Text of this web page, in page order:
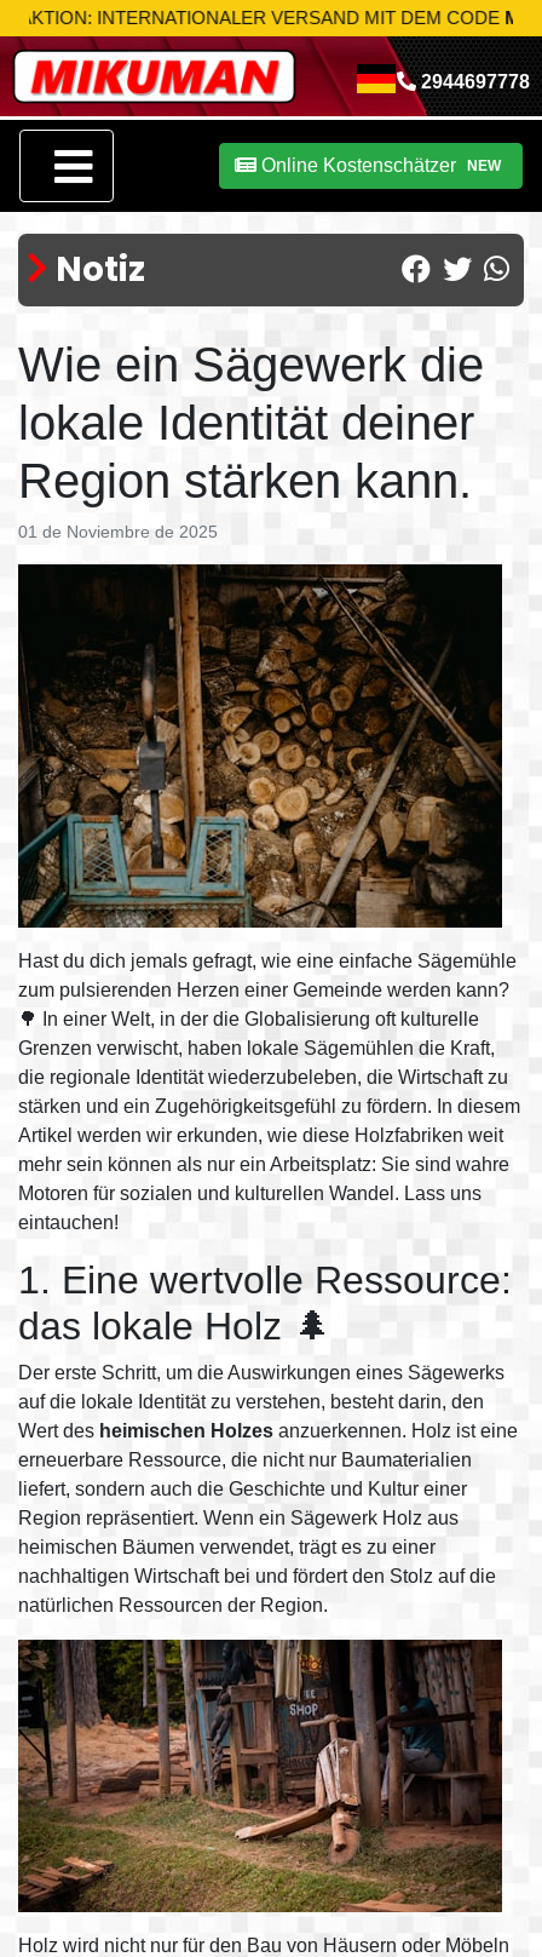
INTERNATIONALER VERSAND MIT DEM CODEMIK-S10
2944697778
Online Kostenschätzer NEW
Notiz
Wie ein Sägewerk die
lokale Identität deiner
Region stärken kann.
01 de Noviembre de 2025
Hast du dich jemals gefragt, wie eine einfache Sägemühle
zum pulsierenden Herzen einer Gemeinde werden kann?
🌳 In einer Welt, in der die Globalisierung oft kulturelle
Grenzen verwischt, haben lokale Sägemühlen die Kraft,
die regionale Identität wiederzubeleben, die Wirtschaft zu
stärken und ein Zugehörigkeitsgefühl zu fördern. In diesem
Artikel werden wir erkunden, wie diese Holzfabriken weit
mehr sein können als nur ein Arbeitsplatz: Sie sind wahre
Motoren für sozialen und kulturellen Wandel. Lass uns
eintauchen!
1. Eine wertvolle Ressource:
das lokale Holz 🌲
Der erste Schritt, um die Auswirkungen eines Sägewerks
auf die lokale Identität zu verstehen, besteht darin, den
Wert des heimischen Holzes anzuerkennen. Holz ist eine
erneuerbare Ressource, die nicht nur Baumaterialien
liefert, sondern auch die Geschichte und Kultur einer
Region repräsentiert. Wenn ein Sägewerk Holz aus
heimischen Bäumen verwendet, trägt es zu einer
nachhaltigen Wirtschaft bei und fördert den Stolz auf die
natürlichen Ressourcen der Region.
Holz wird nicht nur für den Bau von Häusern oder Möbeln